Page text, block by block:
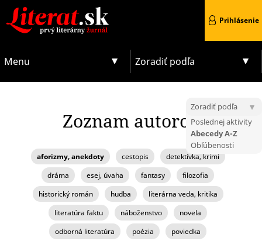
Menu Zoradiť podľa
Prihlásenie
Zoznam autorov
aforizmy, anekdoty cestopis
detektívka, krimi
dráma
esej, úvaha fantasy
filozofia
historický román
hudba
literárna veda, kritika
literatúra faktu
náboženstvo
novela
odborná literatúra
poézia
poviedka
Zoradiť podľa
Poslednej aktivity
Abecedy A-Z
Obľúbenosti